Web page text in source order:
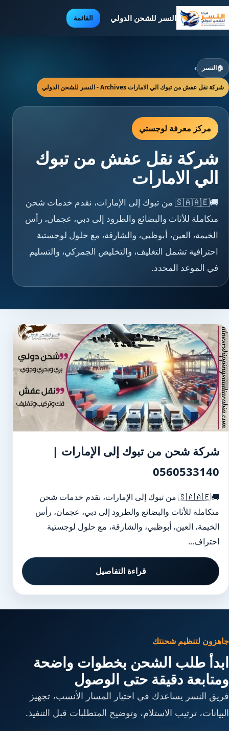
النسر للشحن الدولي القائمة
🏠النسر ›
شركة نقل عفش من تبوك الي الامارات Archives - النسر للشحن الدولي
مركز معرفة لوجستي
شركة نقل عفش من تبوك
الي الامارات
🚚🇸🇦🇦🇪 من تبوك إلى الإمارات، نقدم خدمات شحن
متكاملة للأثاث والبضائع والطرود إلى دبي، عجمان، رأس
الخيمة، العين، أبوظبي، والشارقة، مع حلول لوجستية
احترافية تشمل التغليف، والتخليص الجمركي، والتسليم
في الموعد المحدد.
شركة شحن من تبوك إلى الإمارات |
0560533140
🚚🇸🇦🇦🇪 من تبوك إلى الإمارات، نقدم خدمات شحن
متكاملة للأثاث والبضائع والطرود إلى دبي، عجمان، رأس
الخيمة، العين، أبوظبي، والشارقة، مع حلول لوجستية
احتراف...
قراءة التفاصيل
جاهزون لتنظيم شحنتك
ابدأ طلب الشحن بخطوات واضحة
ومتابعة دقيقة حتى الوصول
فريق النسر يساعدك في اختيار المسار الأنسب، تجهيز
البيانات، ترتيب الاستلام، وتوضيح المتطلبات قبل التنفيذ.